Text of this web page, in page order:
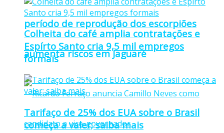
período de reprodução dos escorpiões
aumenta riscos em Jaguaré
Colheita do café amplia contratações e
Espírto Santo cria 9,5 mil empregos
formais
Tarifaço de 25% dos EUA sobre o Brasil
começa a valer; saiba mais